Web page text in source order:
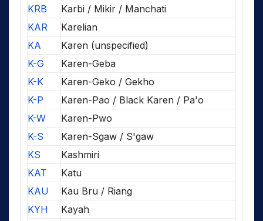
KRB
Karbi / Mikir / Manchati
KAR
Karelian
KA
Karen (unspecified)
K-G
Karen-Geba
K-K
Karen-Geko / Gekho
K-P
Karen-Pao / Black Karen / Pa'o
K-W
Karen-Pwo
K-S
Karen-Sgaw / S'gaw
KS
Kashmiri
KAT
Katu
KAU
Kau Bru / Riang
KYH
Kayah